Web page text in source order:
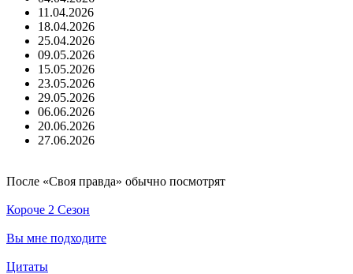
11.04.2026
18.04.2026
25.04.2026
09.05.2026
15.05.2026
23.05.2026
29.05.2026
06.06.2026
20.06.2026
27.06.2026
По­сле «Своя правда» обыч­но по­смот­рят
Короче 2 Сезон
Вы мне подходите
Цитаты